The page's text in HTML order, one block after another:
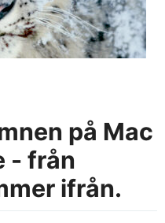
på Mac
- från
ifrån.